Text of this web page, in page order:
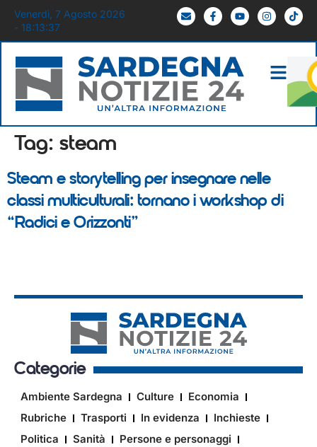
Venerdì, 7 Agosto 2026
- 18:13:37
Tag: steam
Steam e storytelling per insegnare nelle
classi multiculturali: tornano i workshop di
“Radici e Orizzonti”
Categorie
Ambiente Sardegna Culture
Economia
Rubriche
Trasporti In evidenza
Inchieste
Politica
Sanità
Persone e personaggi